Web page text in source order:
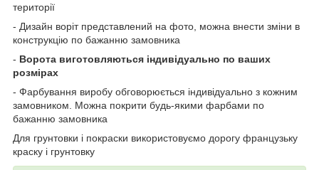
території
- Дизайн воріт представлений на фото, можна внести зміни в
конструкцію по бажанню замовника
- Ворота виготовляються індивідуально по ваших
розмірах
- Фарбування виробу обговорюється індивідуально з кожним
замовником. Можна покрити будь-якими фарбами по
бажанню замовника
Для грунтовки і покраски використовуємо дорогу французьку
краску і грунтовку